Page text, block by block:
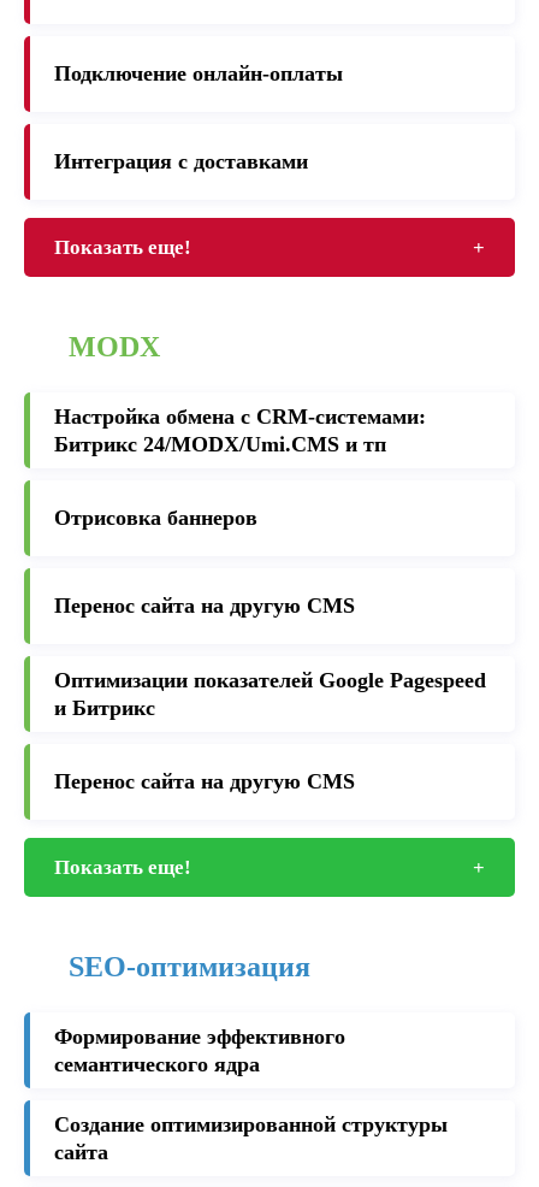
Подключение онлайн-оплаты
Интеграция с доставками
Показать еще! +
MODX
Настройка обмена с CRM-cистемами:
Битрикс 24/MODX/Umi.CMS и тп
Отрисовка баннеров
Перенос сайта на другую CMS
Оптимизации показателей Google Pagespeed
и Битрикс
Перенос сайта на другую CMS
Показать еще! +
SEO-оптимизация
Формирование эффективного
семантического ядра
Создание оптимизированной структуры
сайта